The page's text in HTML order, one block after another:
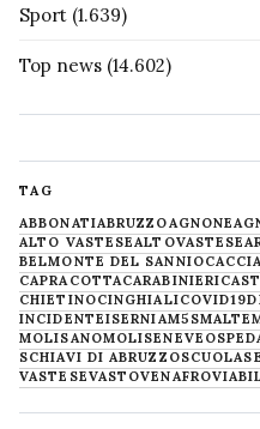
Sport (1.639)
Top news (14.602)
TAG
ABBONATIABRUZZOAGNONE
ALTO VASTESEALTOVASTESE
BELMONTE DEL SANNIO
CAPRACOTTACARABINIERI
CHIETINOCINGHIALICOVID19
INCIDENTEISERNIAM5S
MOLISANOMOLISENEVE
SCHIAVI DI ABRUZZOSCUOLA
VASTESEVASTOVENAFRO